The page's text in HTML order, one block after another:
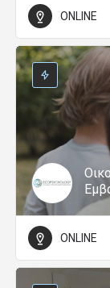
ONLINE
ONLINE